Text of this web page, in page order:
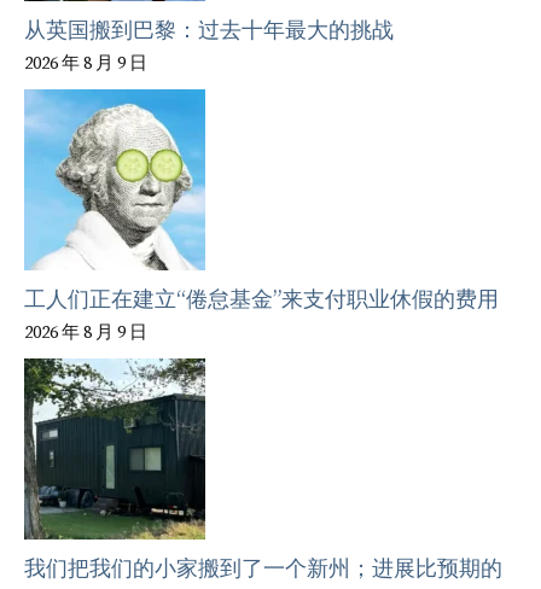
从英国搬到巴黎：过去十年最大的挑战
2026 年 8 月 9 日
工人们正在建立“倦怠基金”来支付职业休假的费用
2026 年 8 月 9 日
我们把我们的小家搬到了一个新州；进展比预期的